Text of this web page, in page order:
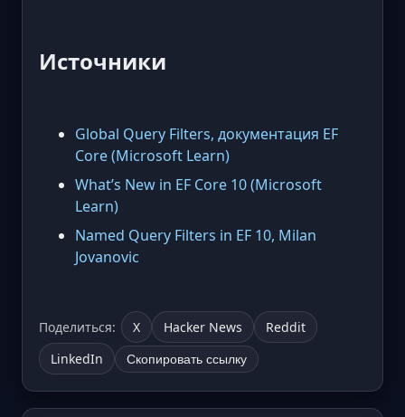
Источники
Global Query Filters, документация EF
Core (Microsoft Learn)
What’s New in EF Core 10 (Microsoft
Learn)
Named Query Filters in EF 10, Milan
Jovanovic
Поделиться: X Hacker News
Reddit
LinkedIn
Скопировать ссылку